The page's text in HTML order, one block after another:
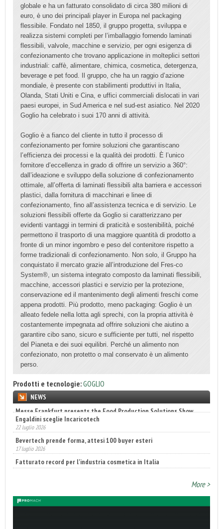
globale e ha un fatturato consolidato di circa 380 milioni di
euro, è uno dei principali player in Europa nel packaging
flessibile. Fondato nel 1850, il gruppo progetta, sviluppa e
realizza sistemi completi per l’imballaggio fornendo laminati
flessibili, valvole, macchine e servizio, per ogni esigenza di
confezionamento che trovano applicazione in molteplici settori
industriali: caffè, alimentare, chimica, cosmetica, detergenza,
beverage e pet food. Il gruppo, che ha un raggio d’azione
mondiale, è presente con stabilimenti produttivi in Italia,
Olanda, Stati Uniti e Cina, e uffici commerciali dislocati in vari
paesi europei, in Sud America e nel sud-est asiatico. Nel 2020
Goglio ha celebrato i suoi 170 anni di attività.
Goglio è a fianco del cliente in tutto il processo di
confezionamento per fornire soluzioni che garantiscano
l’efficienza dei processi e la qualità dei prodotti. È l’unico
fornitore d’eccellenza in grado di offrire un servizio a 360°:
dall’ideazione e sviluppo della soluzione di confezionamento
ottimale, all’offerta di laminati flessibili alta barriera e accessori
plastici, dalla fornitura di macchinari e linee di
confezionamento, fino all’assistenza tecnica e di servizio. Le
soluzioni flessibili offerte da Goglio si caratterizzano per
evidenti vantaggi in termini di praticità e sostenibilità, poiché
permettono il trasporto di una maggiore quantità di prodotto a
fronte di un minor ingombro e peso del contenitore rispetto a
forme tradizionali di confezionamento. Non solo, il Gruppo ha
conquistato il mercato grazie all’introduzione del Fres-co
System®, un sistema integrato composto da laminati flessibili,
macchine, accessori plastici e servizio per la protezione,
conservazione ed il mantenimento degli alimenti freschi come
appena prodotti. Più prodotto, meno packaging: Goglio è un
alleato fedele nella lotta agli sprechi, con la propria attività è
costantemente impegnata ad offrire soluzioni che aiutino a
garantire cibo sano, sicuro e sufficiente per tutti, nel rispetto
del Pianeta e dei suoi equilibri. Perché un alimento non
confezionato, non protetto o mal conservato è un alimento
perso.
Prodotti e tecnologie:GOGLIO
NEWS
Engaldini sceglie Incaricotech
22 luglio 2026
Bevertech prende forma, attesi 100 buyer esteri
17 luglio 2026
Fatturato record per l'industria cosmetica in Italia
10 luglio 2026
More >